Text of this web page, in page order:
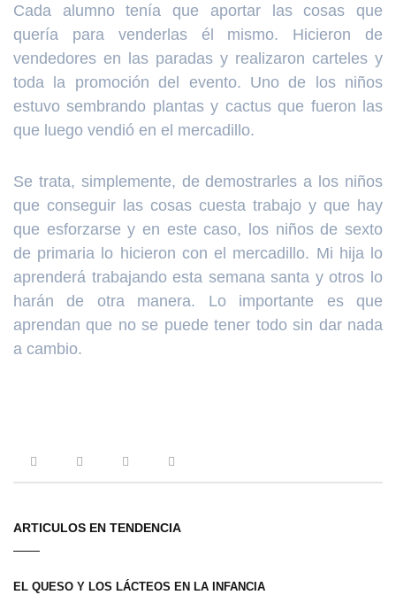
Cada alumno tenía que aportar las cosas que
quería para venderlas él mismo. Hicieron de
vendedores en las paradas y realizaron carteles y
toda la promoción del evento. Uno de los niños
estuvo sembrando plantas y cactus que fueron las
que luego vendió en el mercadillo.
Se trata, simplemente, de demostrarles a los niños
que conseguir las cosas cuesta trabajo y que hay
que esforzarse y en este caso, los niños de sexto
de primaria lo hicieron con el mercadillo. Mi hija lo
aprenderá trabajando esta semana santa y otros lo
harán de otra manera. Lo importante es que
aprendan que no se puede tener todo sin dar nada
a cambio.
ARTICULOS EN TENDENCIA
EL QUESO Y LOS LÁCTEOS EN LA INFANCIA